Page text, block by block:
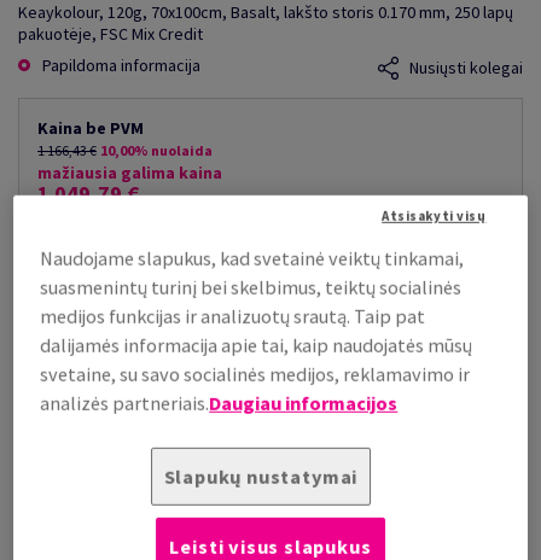
Keaykolour, 120g, 70x100cm, Basalt, lakšto storis 0.170 mm, 250 lapų
pakuotėje, FSC Mix Credit
Papildoma informacija
Nusiųsti kolegai
Kaina be PVM
1 166,43 € 10,00% nuolaida
mažiausia galima kaina
1 049,79 €
PRISTATYMAS APYTIKSLIAI PER 16 DIENAS (-Ų)
(NEGRĄŽINAMA PREKĖ)
Kiekių palyginimas
lap.
Naudojame slapukus, kad svetainė veiktų tinkamai,
suasmenintų turinį bei skelbimus, teiktų socialinės
medijos funkcijas ir analizuotų srautą. Taip pat
dalijamės informacija apie tai, kaip naudojatės mūsų
svetaine, su savo socialinės medijos, reklamavimo ir
analizės partneriais.Daugiau informacijos
Slapukų nustatymai
Atsisakyti visų
Leisti visus slapukus